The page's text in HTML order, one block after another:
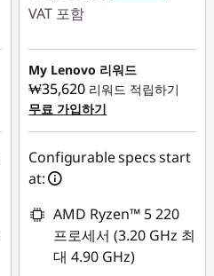
VAT 포함
즉시 할인: :-
₩672,092
My Lenovo 리워드
₩35,620 리워드 적립하기
무료 가입하기
Configurable specs start
at:
AMD Ryzen™ 5 220
프로세서 (3.20 GHz 최
대 4.90 GHz)